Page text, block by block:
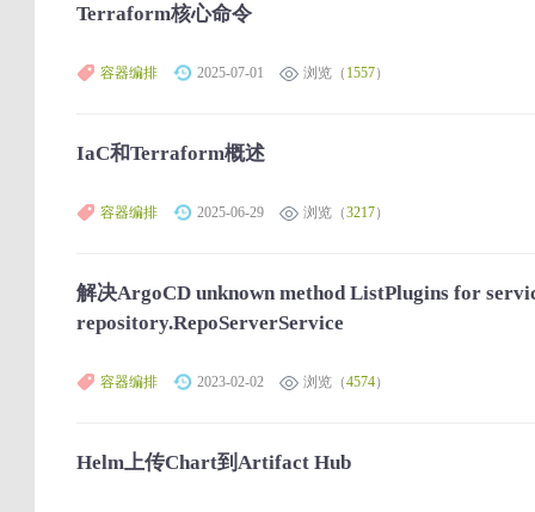
Terraform核心命令
容器编排 2025-07-01 浏览（ 1557）
IaC和Terraform概述
容器编排 2025-06-29 浏览（3217）
解决ArgoCD unknown method ListPlugins for
repository.RepoServerService
容器编排 2023-02-02 浏览（4574）
Helm上传Chart到Artifact Hub